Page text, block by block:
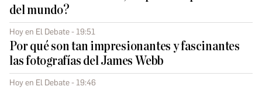
del mundo?
Hoy en El Debate - 19:51
Por qué son tan impresionantes y fascinantes
las fotografías del James Webb
Hoy en El Debate - 19:46